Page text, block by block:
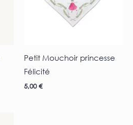
Petit Mouchoir princesse
Félicité
5,00€